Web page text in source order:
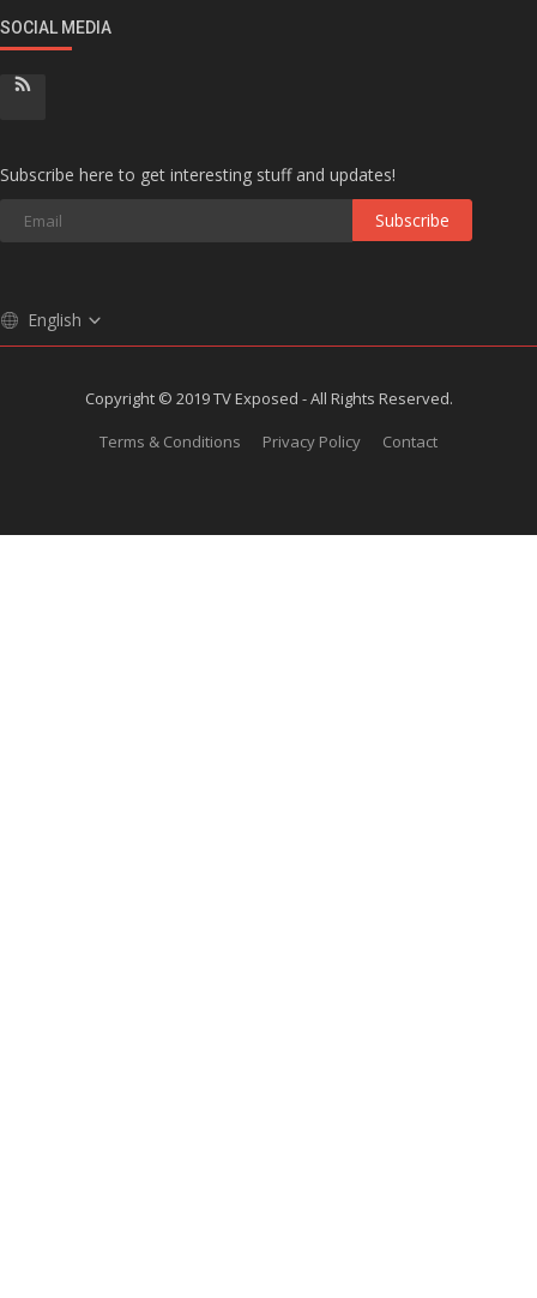
SOCIAL MEDIA
Subscribe here to get interesting stuff and updates!
Subscribe
English
Copyright © 2019 TV Exposed - All Rights Reserved.
Terms & Conditions
Privacy Policy Contact